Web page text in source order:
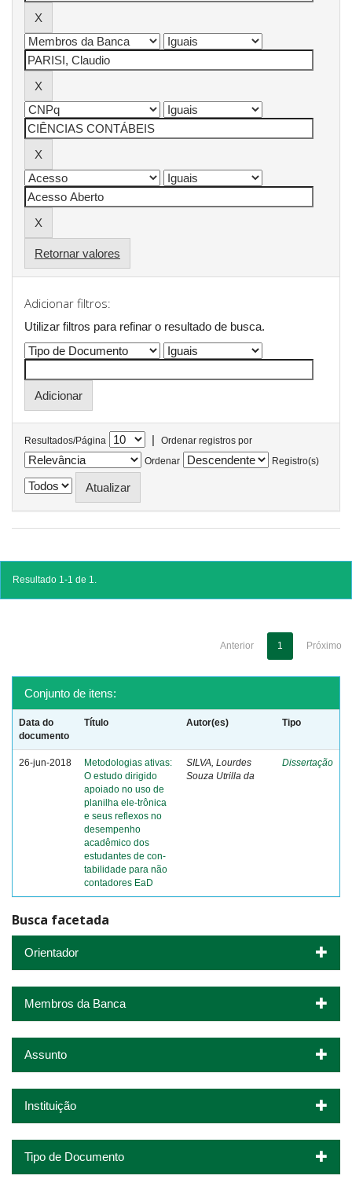
Retornar valores
Adicionar filtros:
Utilizar filtros para refinar o resultado de busca.
Resultados/Página |
Ordenar registros por
Ordenar
Registro(s)
Resultado 1-1 de 1.
Anterior 1 Próximo
Conjunto de itens:
Data do
documento
Título Autor(es) Tipo
26-jun-2018
Metodologias ativas:
O estudo dirigido
apoiado no uso de
planilha ele-trônica
e seus reflexos no
desempenho
acadêmico dos
estudantes de con-
tabilidade para não
contadores EaD
SILVA, Lourdes
Souza Utrilla da
Dissertação
Busca facetada
Orientador
Membros da Banca
Assunto
Instituição
Tipo de Documento